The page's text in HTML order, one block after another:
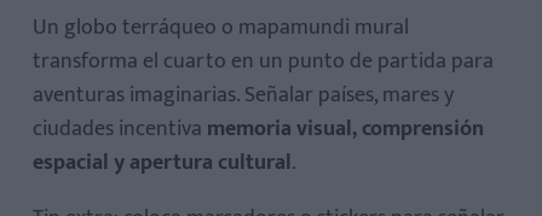
Un globo terráqueo o mapamundi mural
transforma el cuarto en un punto de partida para
aventuras imaginarias. Señalar países, mares y
ciudades incentiva memoria visual, comprensión
espacial y apertura cultural.